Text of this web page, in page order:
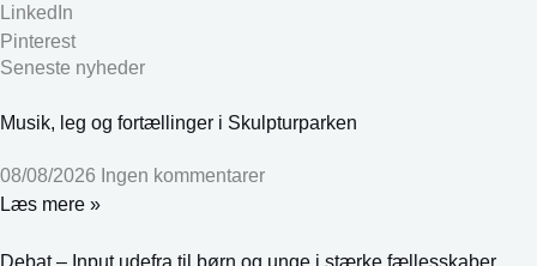
LinkedIn
Pinterest
Seneste nyheder
Musik, leg og fortællinger i Skulpturparken
08/08/2026 Ingen kommentarer
Læs mere »
Debat – Input udefra til børn og unge i stærke fællesskaber